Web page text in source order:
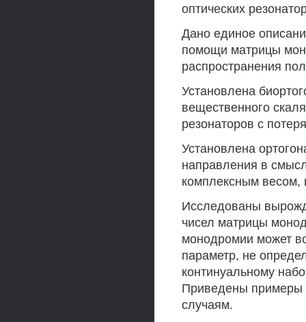
оптических
Дано единое
помощи матрицы
распространения
Установлена
вещественного
резонаторов с
Установлена
направления в
комплексным
Исследованы
чисел матрицы
монодромии может
параметр, не
континуальному
Приведены примеры
случаям.